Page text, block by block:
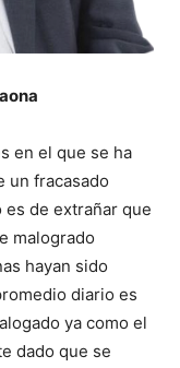
en el que se ha
un fracasado
de extrañar que
malogrado
hayan sido
diario es
ya como el
dado que se